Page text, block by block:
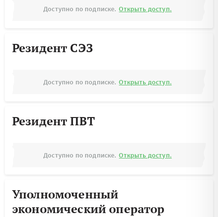
Доступно по подписке. Открыть доступ.
Резидент СЭЗ
Доступно по подписке. Открыть доступ.
Резидент ПВТ
Доступно по подписке. Открыть доступ.
Уполномоченный
экономический оператор